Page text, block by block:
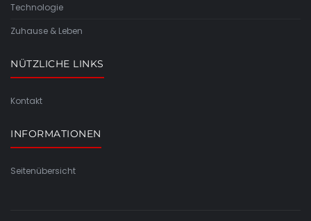
Technologie
Zuhause & Leben
NÜTZLICHE LINKS
Kontakt
INFORMATIONEN
Seitenübersicht